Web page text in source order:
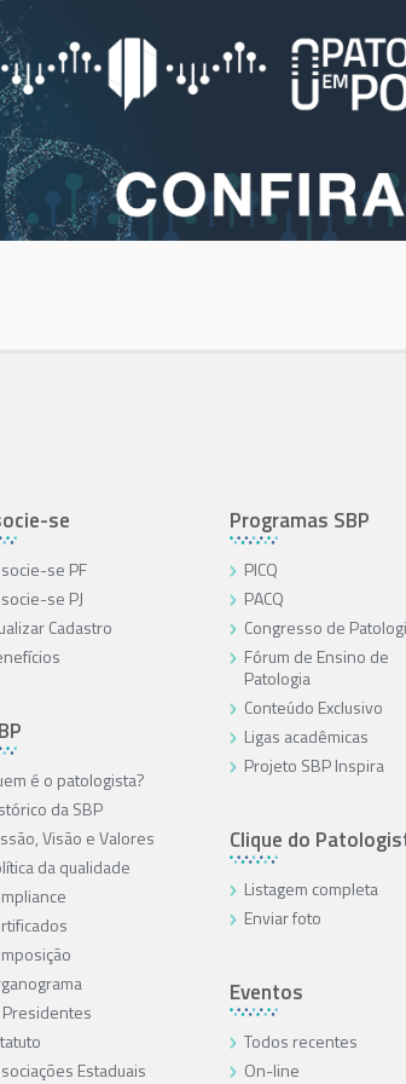
se
se PF
se PJ
Cadastro
é o patologista?
da SBP
Visão e Valores
da qualidade
Presidentes
Estaduais
Programas SBP
PICQ
PACQ
Congresso de
Fórum de Ensino de
Patologia
Conteúdo Exclusivo
Ligas acadêmicas
Projeto SBP Inspira
Clique do
Listagem completa
Enviar foto
Eventos
Todos recentes
On-line